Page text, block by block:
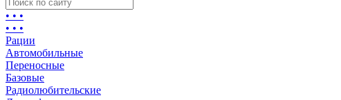
• • •
• • •
Рации
Автомобильные
Переносные
Базовые
Радиолюбительские